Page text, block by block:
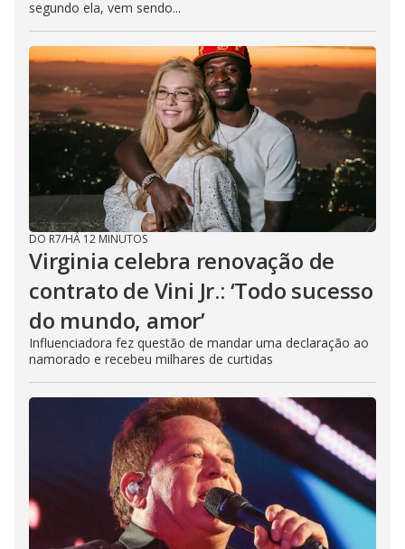
segundo ela, vem sendo...
DO R7/HÁ 12 MINUTOS
Virginia celebra renovação de
contrato de Vini Jr.: ‘Todo sucesso
do mundo, amor’
Influenciadora fez questão de mandar uma declaração ao
namorado e recebeu milhares de curtidas